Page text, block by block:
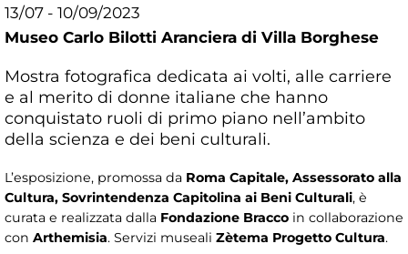
13/07 - 10/09/2023
Museo Carlo Bilotti Aranciera di Villa Borghese
Mostra fotografica dedicata ai volti, alle carriere
e al merito di donne italiane che hanno
conquistato ruoli di primo piano nell’ambito
della scienza e dei beni culturali.
L’esposizione, promossa da Roma Capitale, Assessorato alla
Cultura, Sovrintendenza Capitolina ai Beni Culturali, è
curata e realizzata dalla Fondazione Bracco in collaborazione
con Arthemisia. Servizi museali Zètema Progetto Cultura.